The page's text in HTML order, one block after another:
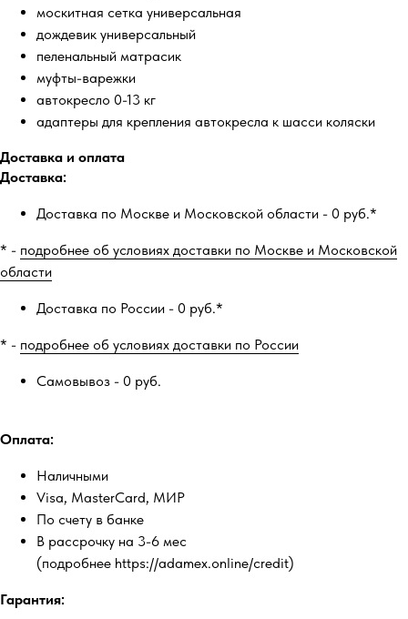
москитная сетка универсальная
дождевик универсальный
пеленальный матрасик
муфты-варежки
автокресло 0-13 кг
адаптеры для крепления автокресла к шасси коляски
Доставка и оплата
Доставка:
Доставка по Москве и Московской области - 0 руб.*
* - подробнее об условиях доставки по Москве и Московской
области
Доставка по России - 0 руб.*
* - подробнее об условиях доставки по России
Самовывоз - 0 руб.
Оплата:
Наличными
Visa, MasterCard, МИР
По счету в банке
В рассрочку на 3-6 мес
(подробнее https://adamex.online/credit)
Гарантия: